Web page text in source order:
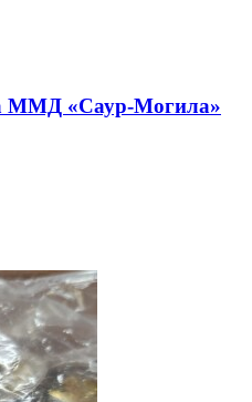
ММД «Саур-Могила»